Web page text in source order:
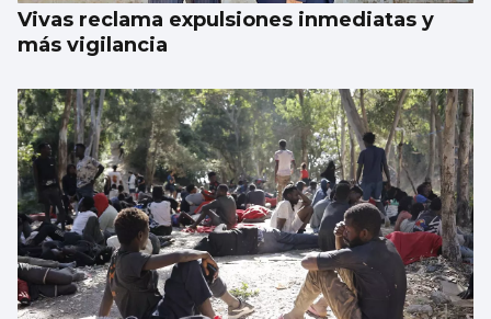
Vivas reclama expulsiones inmediatas y
más vigilancia